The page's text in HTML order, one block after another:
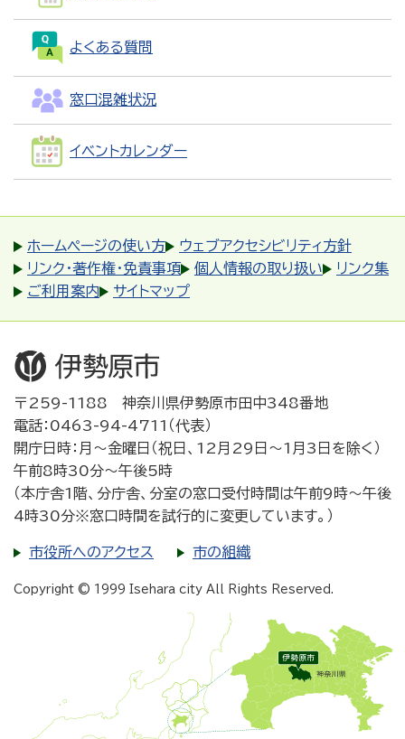
よくある質問
窓口混雑状況
イベントカレンダー
ホームページの使い方
ウェブアクセシビリティ方針
リンク・著作権・免責事項
個人情報の取り扱い
リンク集
ご利用案内
サイトマップ
〒259-1188 神奈川県伊勢原市田中348番地
電話：0463-94-4711（代表）
開庁日時：月～金曜日（祝日、12月29日～1月3日を除く）
午前8時30分～午後5時
（本庁舎1階、分庁舎、分室の窓口受付時間は午前9時～午後
4時30分※窓口時間を試行的に変更しています。）
市役所へのアクセス 市の組織
Copyright © 1999 Isehara city All Rights Reserved.